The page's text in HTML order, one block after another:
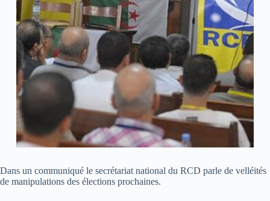
Dans un communiqué le secrétariat national du RCD parle de velléités
de manipulations des élections prochaines.